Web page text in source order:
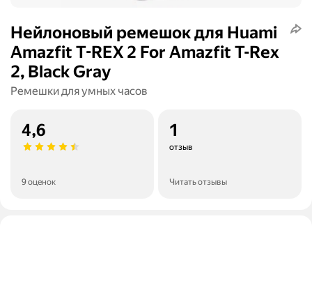
Нейлоновый ремешок для Huami
Amazfit T-REX 2 For Amazfit T-Rex
2, Black Gray
Ремешки для умных часов
4,6
9 оценок
1
отзыв
Читать отзывы